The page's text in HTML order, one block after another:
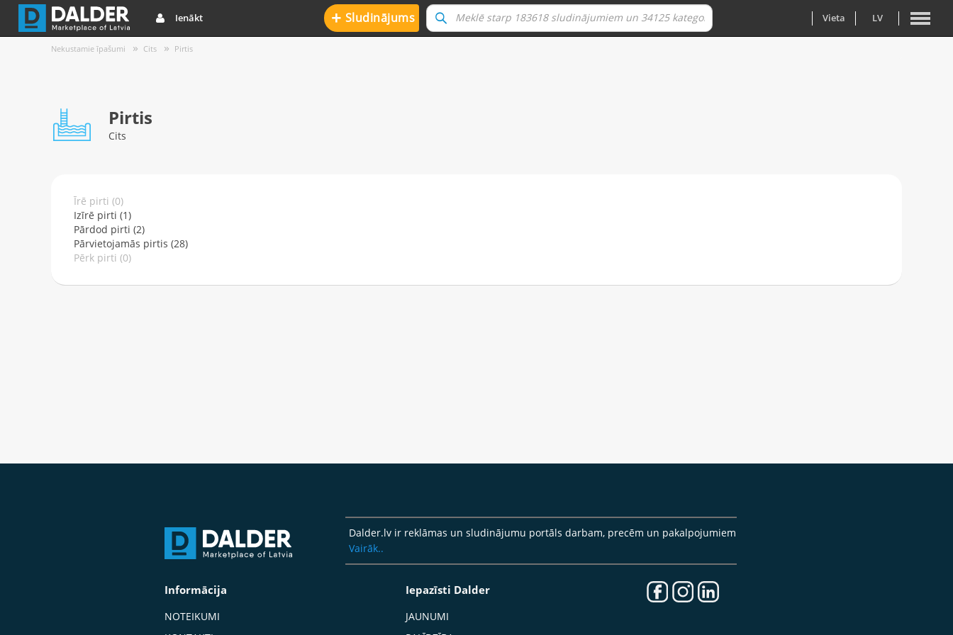
Ienākt + Sludinājums Vieta LV
Nekustamie īpašumi Cits Pirtis
Pirtis
Cits
Īrē pirti (0)
Izīrē pirti (1)
Pārdod pirti (2)
Pārvietojamās pirtis (28)
Pērk pirti (0)
Dalder.lv ir reklāmas un sludinājumu portāls darbam, precēm un pakalpojumiem
Vairāk..
Informācija
NOTEIKUMI
Iepazīsti Dalder
JAUNUMI